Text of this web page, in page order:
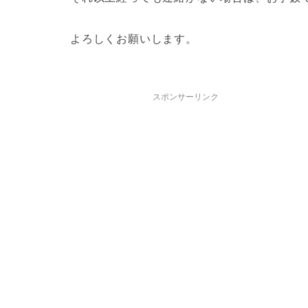
よろしくお願いします。
スポンサーリンク